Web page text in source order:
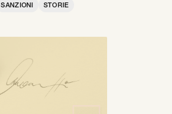
SANZIONI
STORIE